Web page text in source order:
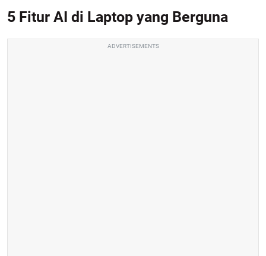
5 Fitur AI di Laptop yang Berguna
ADVERTISEMENTS